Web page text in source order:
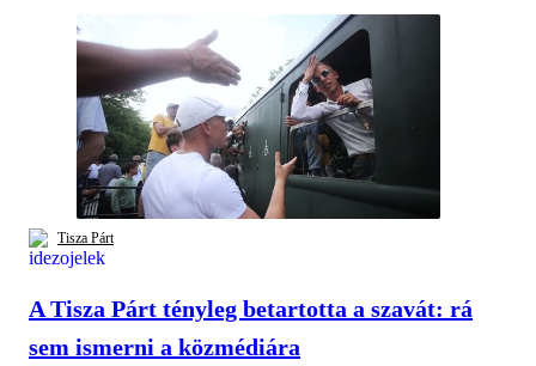
Tisza Párt
A Tisza Párt tényleg betartotta a szavát: rá
sem ismerni a közmédiára